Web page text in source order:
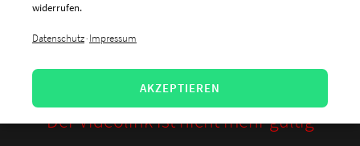
widerrufen.
Datenschutz· Impressum
AKZEPTIEREN
Der Videolink ist nicht mehr gültig